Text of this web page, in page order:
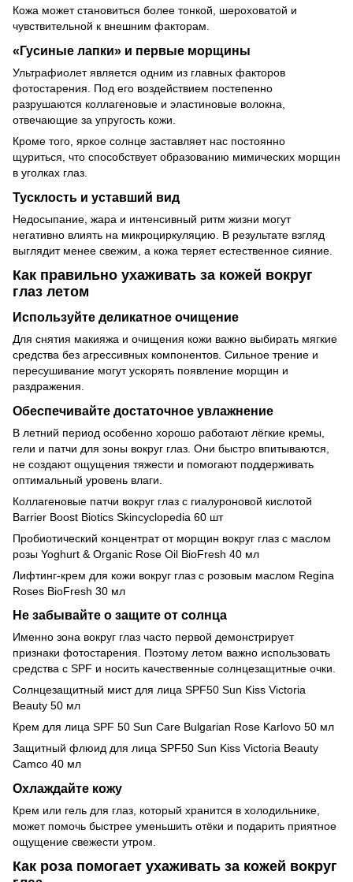
Кожа может становиться более тонкой, шероховатой и
чувствительной к внешним факторам.
«Гусиные лапки» и первые морщины
Ультрафиолет является одним из главных факторов
фотостарения. Под его воздействием постепенно
разрушаются коллагеновые и эластиновые волокна,
отвечающие за упругость кожи.
Кроме того, яркое солнце заставляет нас постоянно
щуриться, что способствует образованию мимических морщин
в уголках глаз.
Тусклость и уставший вид
Недосыпание, жара и интенсивный ритм жизни могут
негативно влиять на микроциркуляцию. В результате взгляд
выглядит менее свежим, а кожа теряет естественное сияние.
Как правильно ухаживать за кожей вокруг
глаз летом
Используйте деликатное очищение
Для снятия макияжа и очищения кожи важно выбирать мягкие
средства без агрессивных компонентов. Сильное трение и
пересушивание могут ускорять появление морщин и
раздражения.
Обеспечивайте достаточное увлажнение
В летний период особенно хорошо работают лёгкие кремы,
гели и патчи для зоны вокруг глаз. Они быстро впитываются,
не создают ощущения тяжести и помогают поддерживать
оптимальный уровень влаги.
Коллагеновые патчи вокруг глаз с гиалуроновой кислотой
Barrier Boost Biotics Skincyclopedia 60 шт
Пробиотический концентрат от морщин вокруг глаз с маслом
розы Yoghurt & Organic Rose Oil BioFresh 40 мл
Лифтинг-крем для кожи вокруг глаз с розовым маслом Regina
Roses BioFresh 30 мл
Не забывайте о защите от солнца
Именно зона вокруг глаз часто первой демонстрирует
признаки фотостарения. Поэтому летом важно использовать
средства с SPF и носить качественные солнцезащитные очки.
Солнцезащитный мист для лица SPF50 Sun Kiss Victoria
Beauty 50 мл
Крем для лица SPF 50 Sun Care Bulgarian Rose Karlovo 50 мл
Защитный флюид для лица SPF50 Sun Kiss Victoria Beauty
Camco 40 мл
Охлаждайте кожу
Крем или гель для глаз, который хранится в холодильнике,
может помочь быстрее уменьшить отёки и подарить приятное
ощущение свежести утром.
Как роза помогает ухаживать за кожей вокруг